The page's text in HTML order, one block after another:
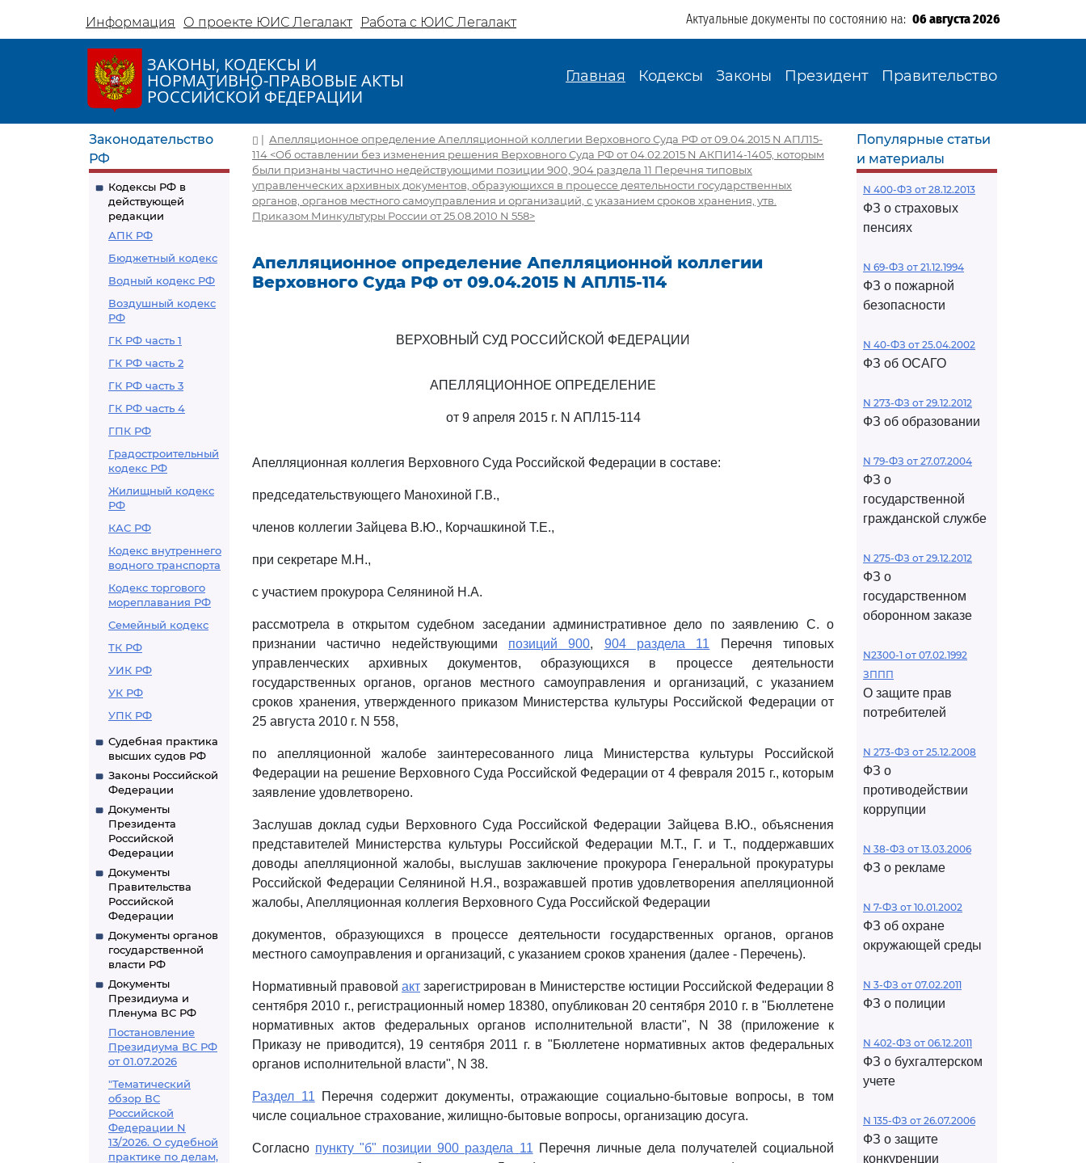
Информация О проекте ЮИС Легалакт Работа с ЮИС Легалакт Актуальные документы по состоянию на: 06 августа 2026
ЗАКОНЫ, КОДЕКСЫ И
НОРМАТИВНО-ПРАВОВЫЕ АКТЫ
РОССИЙСКОЙ ФЕДЕРАЦИИ
Главная Кодексы Законы Президент Правительство
Законодательство
РФ
Кодексы РФ в
действующей
редакции
АПК РФ
Бюджетный кодекс
Водный кодекс РФ
Воздушный кодекс
РФ
ГК РФ часть 1
ГК РФ часть 2
ГК РФ часть 3
ГК РФ часть 4
ГПК РФ
Градостроительный
кодекс РФ
Жилищный кодекс
РФ
КАС РФ
Кодекс внутреннего
водного транспорта
Кодекс торгового
мореплавания РФ
Семейный кодекс
ТК РФ
УИК РФ
УК РФ
УПК РФ
Судебная практика
высших судов РФ
Законы Российской
Федерации
Документы
Президента
Российской
Федерации
Документы
Правительства
Российской
Федерации
Документы органов
государственной
власти РФ
Документы
Президиума и
Пленума ВС РФ
Постановление
Президиума ВС РФ
от 01.07.2026
"Тематический
обзор ВС
Российской
Федерации N
13/2026. О судебной
практике по делам,
| Апелляционное определение Апелляционной коллегии Верховного Суда РФ от 09.04.2015 N АПЛ15-
114 <Об оставлении без изменения решения Верховного Суда РФ от 04.02.2015 N АКПИ14-1405, которым
были признаны частично недействующими позиции 900, 904 раздела 11 Перечня типовых
управленческих архивных документов, образующихся в процессе деятельности государственных
органов, органов местного самоуправления и организаций, с указанием сроков хранения, утв.
Приказом Минкультуры России от 25.08.2010 N 558>
Апелляционное определение Апелляционной коллегии
Верховного Суда РФ от 09.04.2015 N АПЛ15-114
ВЕРХОВНЫЙ СУД РОССИЙСКОЙ ФЕДЕРАЦИИ
АПЕЛЛЯЦИОННОЕ ОПРЕДЕЛЕНИЕ
от 9 апреля 2015 г. N АПЛ15-114
Апелляционная коллегия Верховного Суда Российской Федерации в составе:
председательствующего Манохиной Г.В.,
членов коллегии Зайцева В.Ю., Корчашкиной Т.Е.,
при секретаре М.Н.,
с участием прокурора Селяниной Н.А.
рассмотрела в открытом судебном заседании административное дело по заявлению С. о
признании частично недействующими позиций 900, 904 раздела 11 Перечня типовых
управленческих архивных документов, образующихся в процессе деятельности
государственных органов, органов местного самоуправления и организаций, с указанием
сроков хранения, утвержденного приказом Министерства культуры Российской Федерации от
25 августа 2010 г. N 558,
по апелляционной жалобе заинтересованного лица Министерства культуры Российской
Федерации на решение Верховного Суда Российской Федерации от 4 февраля 2015 г., которым
заявление удовлетворено.
Заслушав доклад судьи Верховного Суда Российской Федерации Зайцева В.Ю., объяснения
представителей Министерства культуры Российской Федерации М.Т., Г. и Т., поддержавших
доводы апелляционной жалобы, выслушав заключение прокурора Генеральной прокуратуры
Российской Федерации Селяниной Н.Я., возражавшей против удовлетворения апелляционной
жалобы, Апелляционная коллегия Верховного Суда Российской Федерации
документов, образующихся в процессе деятельности государственных органов, органов
местного самоуправления и организаций, с указанием сроков хранения (далее - Перечень).
Нормативный правовой акт зарегистрирован в Министерстве юстиции Российской Федерации 8
сентября 2010 г., регистрационный номер 18380, опубликован 20 сентября 2010 г. в "Бюллетене
нормативных актов федеральных органов исполнительной власти", N 38 (приложение к
Приказу не приводится), 19 сентября 2011 г. в "Бюллетене нормативных актов федеральных
органов исполнительной власти", N 38.
Раздел 11 Перечня содержит документы, отражающие социально-бытовые вопросы, в том
числе социальное страхование, жилищно-бытовые вопросы, организацию досуга.
Согласно пункту "б" позиции 900 раздела 11 Перечня личные дела получателей социальной
Популярные статьи
и материалы
N 400-ФЗ от 28.12.2013
ФЗ о страховых
пенсиях
N 69-ФЗ от 21.12.1994
ФЗ о пожарной
безопасности
N 40-ФЗ от 25.04.2002
ФЗ об ОСАГО
N 273-ФЗ от 29.12.2012
ФЗ об образовании
N 79-ФЗ от 27.07.2004
ФЗ о
государственной
гражданской службе
N 275-ФЗ от 29.12.2012
ФЗ о
государственном
оборонном заказе
N2300-1 от 07.02.1992
ЗППП
О защите прав
потребителей
N 273-ФЗ от 25.12.2008
ФЗ о
противодействии
коррупции
N 38-ФЗ от 13.03.2006
ФЗ о рекламе
N 7-ФЗ от 10.01.2002
ФЗ об охране
окружающей среды
N 3-ФЗ от 07.02.2011
ФЗ о полиции
N 402-ФЗ от 06.12.2011
ФЗ о бухгалтерском
учете
N 135-ФЗ от 26.07.2006
ФЗ о защите
конкуренции